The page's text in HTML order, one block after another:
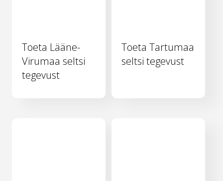
Toeta Lääne-
Virumaa seltsi
tegevust
Toeta Tartumaa
seltsi tegevust